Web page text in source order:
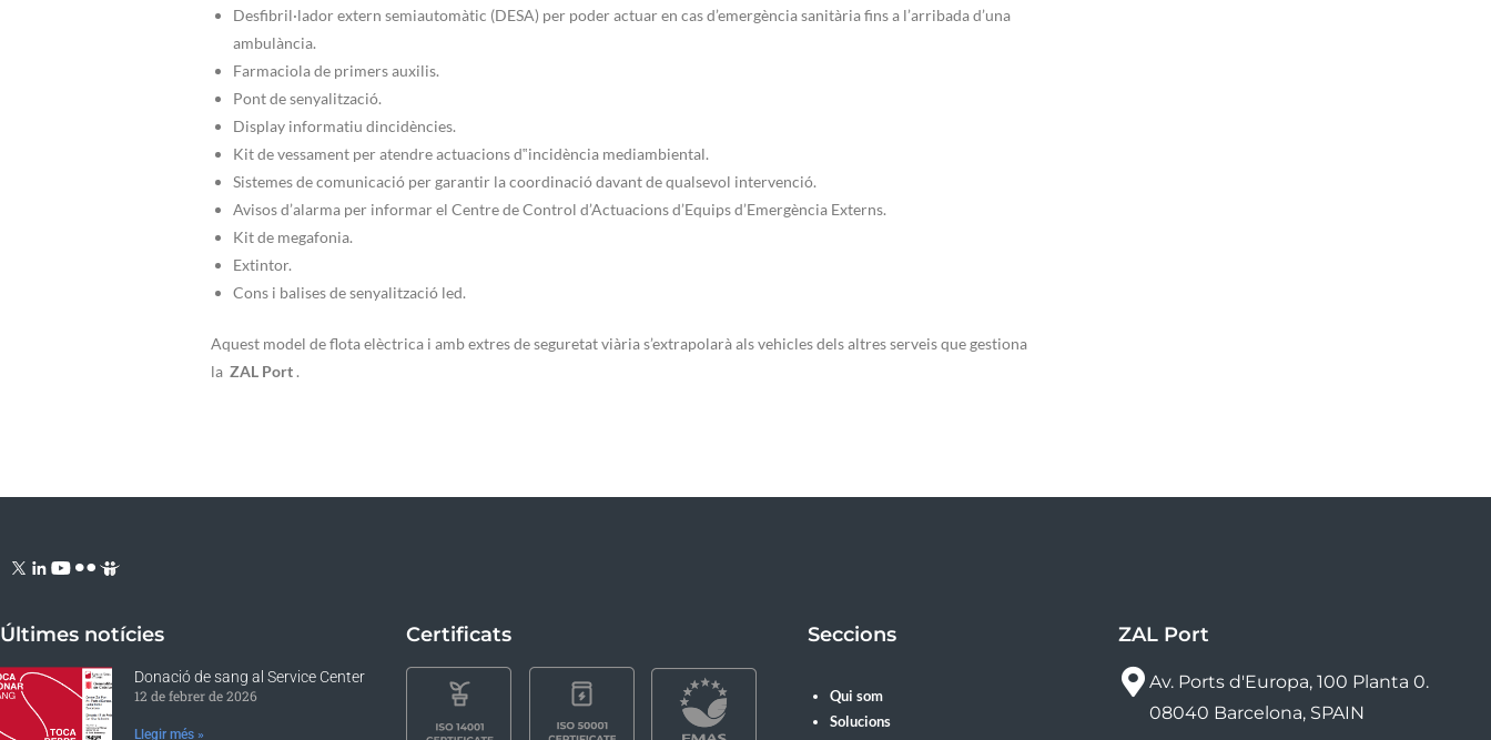
Desfibril·lador extern semiautomàtic (DESA) per poder actuar en cas d’emergència sanitària fins a l’arribada d’una
ambulància.
Farmaciola de primers auxilis.
Pont de senyalització.
Display informatiu dincidències.
Kit de vessament per atendre actuacions d‟incidència mediambiental.
Sistemes de comunicació per garantir la coordinació davant de qualsevol intervenció.
Avisos d’alarma per informar el Centre de Control d’Actuacions d’Equips d’Emergència Externs.
Kit de megafonia.
Extintor.
Cons i balises de senyalització led.
Aquest model de flota elèctrica i amb extres de seguretat viària s’extrapolarà als vehicles dels altres serveis que gestiona
la ZAL Port .
Últimes notícies
Donació de sang al Service Center
12 de febrer de 2026
Llegir més »
Certificats Seccions
Qui som
Solucions
ZAL Port
Av. Ports d'Europa, 100 Planta 0.
08040 Barcelona, SPAIN